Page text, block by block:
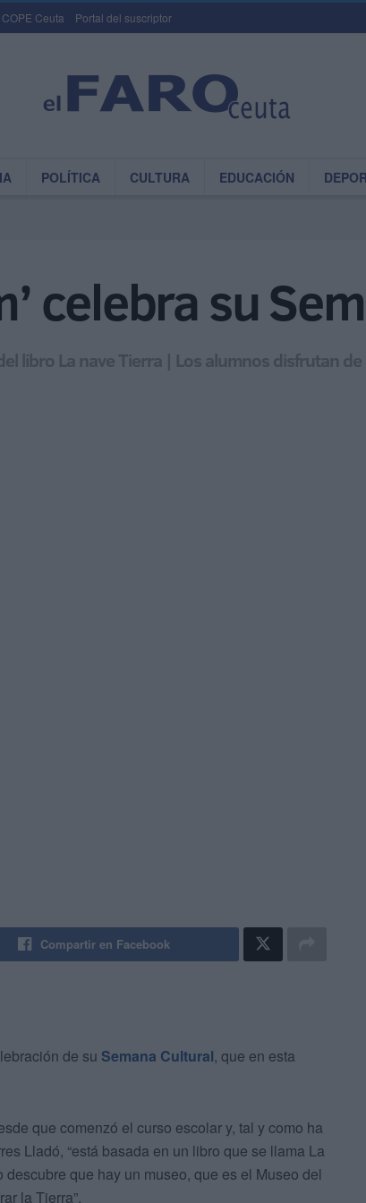
COPE Ceuta Portal del suscriptor
POLÍTICA CULTURA EDUCACIÓN
celebra su
libro La nave Tierra | Los alumnos disfrutan
Compartir en Facebook
de su Semana Cultural, que en esta
que comenzó el curso escolar y, tal y como ha
Lladó, “está basada en un libro que se llama La
que hay un museo, que es el Museo del
la Tierra”.